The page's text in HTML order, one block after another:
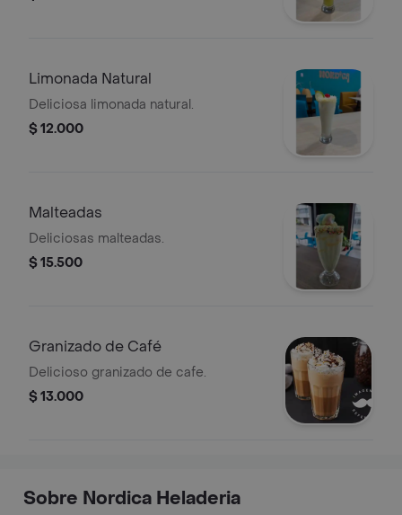
Limonada Natural
Deliciosa limonada natural.
$ 12.000
Malteadas
Deliciosas malteadas.
$ 15.500
Granizado de Café
Delicioso granizado de cafe.
$ 13.000
Sobre Nordica Heladeria